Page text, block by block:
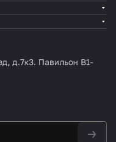
д.7к3. Павильон B1-